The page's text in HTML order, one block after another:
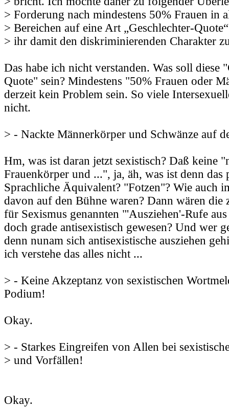
> Forderung nach mindestens 50% Frauen in
> Bereichen auf eine Art „Geschlechter-
> ihr damit den diskriminierenden Charakter
Das habe ich nicht verstanden. Was soll diese
Quote" sein? Mindestens "50% Frauen oder
derzeit kein Problem sein. So viele
nicht.
> - Nackte Männerkörper und Schwänze auf
Hm, was ist daran jetzt sexistisch? Daß keine
Frauenkörper und ...", ja, äh, was ist denn das
Sprachliche Äquivalent? "Fotzen"? Wie auch
davon auf den Bühne waren? Dann wären die
für Sexismus genannten "'Ausziehen'-Rufe
doch grade antisexistisch gewesen? Und wer
denn nunam sich antisexistische ausziehen
ich verstehe das alles nicht ...
> - Keine Akzeptanz von sexistischen
Podium!
Okay.
> - Starkes Eingreifen von Allen bei
> und Vorfällen!
Okay.